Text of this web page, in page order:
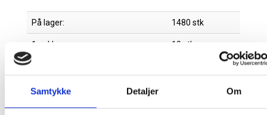
Samtykke Detaljer Om
På lager: 1480 stk
1 pakke: 10 stk
Oprindelsesland:
Producent: Dahle